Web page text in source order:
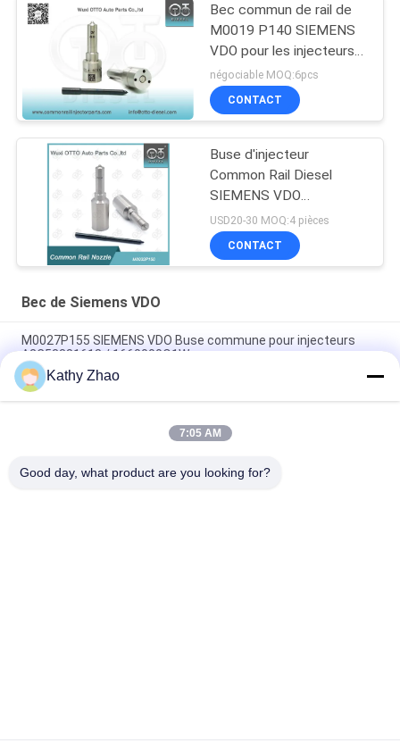
Bec commun de rail de
M0019 P140 SIEMENS
VDO pour les injecteurs
A2C59517051
négociable MOQ:6pcs
CONTACT
Buse d'injecteur
Common Rail Diesel
SIEMENS VDO
M0032P150 pour
injecteur piézoélectrique
16600-93282R/ 16600-
USD20-30 MOQ:4 pièces
CONTACT
Bec de Siemens VDO
M0027P155 SIEMENS VDO Buse commune pour injecteurs
A2C53381618 / 1660000Q1W
M0011P162 SIEMENS VDO Buse commune pour injecteurs
5WS40539 A2C59513554
M1700P156 SIEMENS VDO Injecteur Common Rail en Acier
Kathy Zhao
7:05 AM
Good day, what product are you looking for?